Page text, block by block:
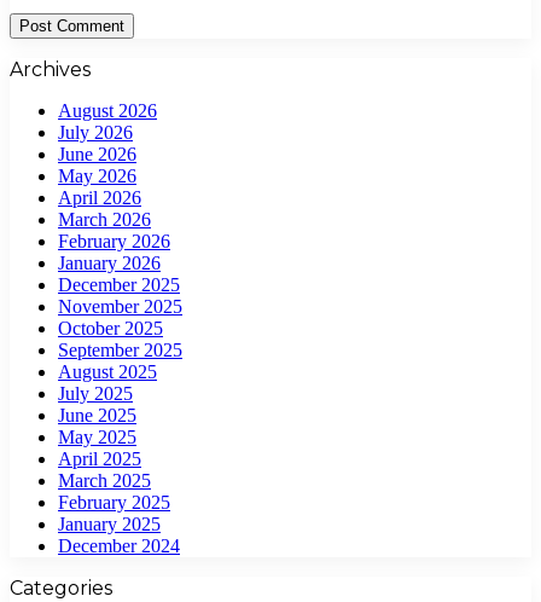
Archives
August 2026
July 2026
June 2026
May 2026
April 2026
March 2026
February 2026
January 2026
December 2025
November 2025
October 2025
September 2025
August 2025
July 2025
June 2025
May 2025
April 2025
March 2025
February 2025
January 2025
December 2024
Categories